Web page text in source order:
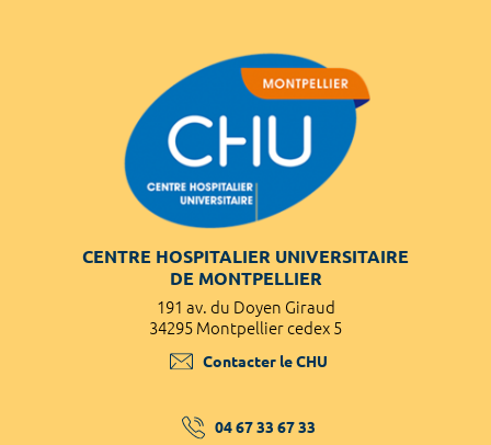
CENTRE HOSPITALIER UNIVERSITAIRE
DE MONTPELLIER
191 av. du Doyen Giraud
34295 Montpellier cedex 5
Contacter le CHU
04 67 33 67 33